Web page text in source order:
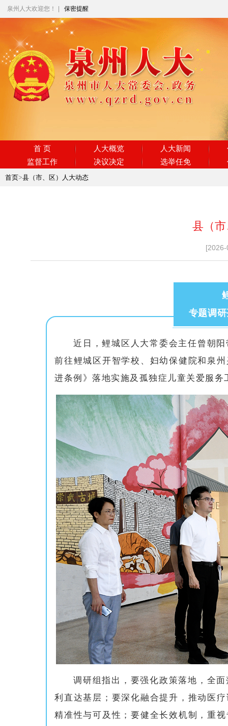
泉州人大欢迎您！ 保密提醒
首 页 人大概览 人大新闻
监督工作
决议决定 选举任免
首页>县（市、区）人大动态
县（
专题调
近日，鲤城区人大常委会主任曾朝
前往鲤城区开智学校、妇幼保健院和泉
进条例》落地实施及孤独症儿童关爱服
调研组指出，要强化政策落地，全
利直达基层；要深化融合提升，推动医
精准性与可及性；要健全长效机制，重